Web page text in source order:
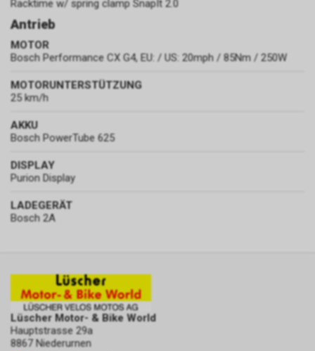
Racktime w/ spring clamp SnapIt 2.0
Antrieb
MOTOR
Bosch Performance CX G4, EU: / US: 20mph / 85Nm / 250W
MOTORUNTERSTÜTZUNG
25 km/h
AKKU
Bosch PowerTube 625
DISPLAY
Purion Display
LADEGERÄT
Bosch 2A
Lüscher Motor- & Bike World
Hauptstrasse 29a
8867 Niederurnen